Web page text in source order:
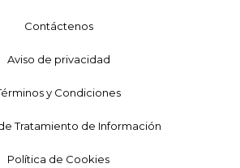
Contáctenos
Aviso de privacidad
y Condiciones
Tratamiento de Información
Política de Cookies